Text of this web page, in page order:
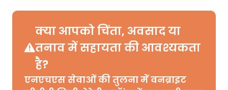
क्या आपको चिंता, अवसाद या
तनाव में सहायता की आवश्यकता
है?
एनएचएस सेवाओं की तुलना में वनब्राइट